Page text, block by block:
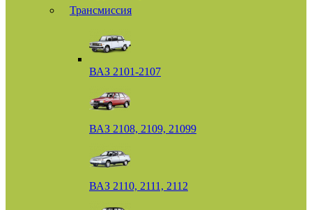
Трансмиссия
ВАЗ 2101-2107
ВАЗ 2108, 2109, 21099
ВАЗ 2110, 2111, 2112